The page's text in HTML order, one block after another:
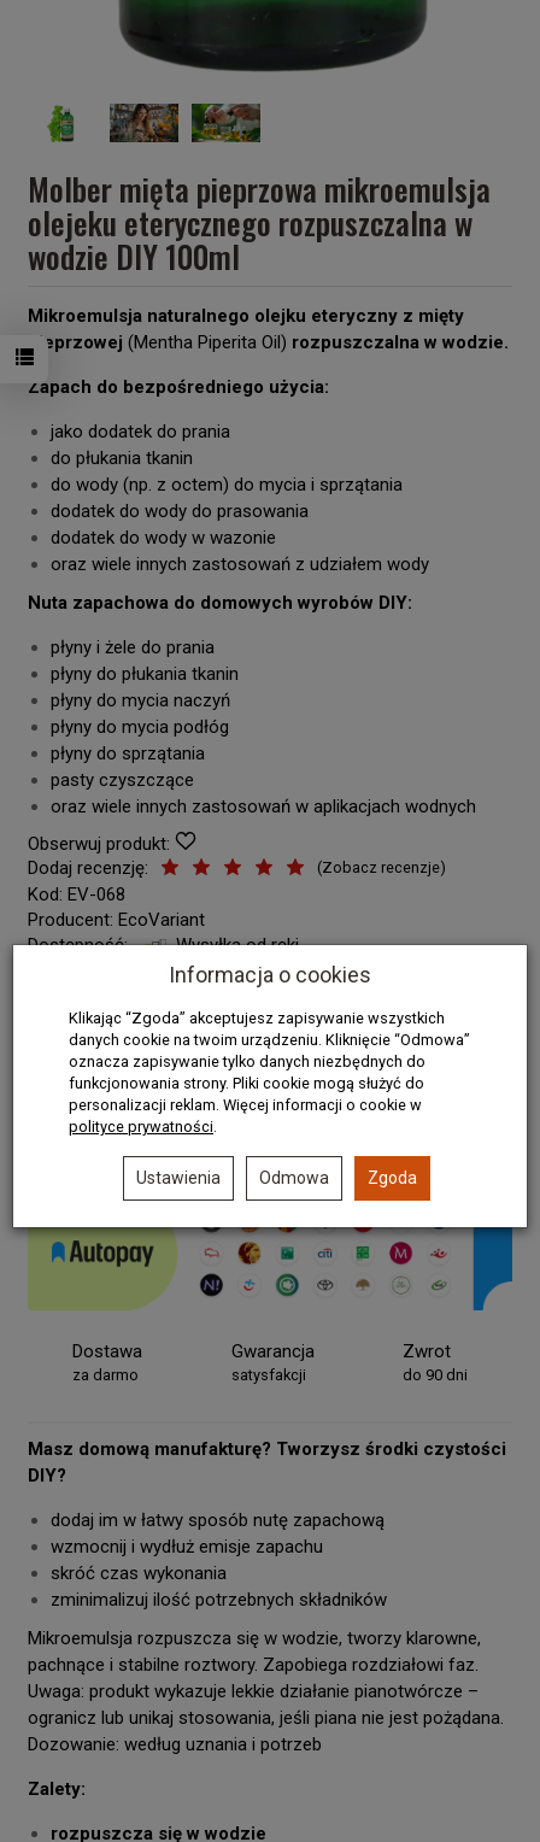
Molber mięta pieprzowa mikroemulsja
olejeku eterycznego rozpuszczalna w
wodzie DIY 100ml
Mikroemulsja naturalnego olejku eteryczny z mięty
pieprzowej (Mentha Piperita Oil) rozpuszczalna w wodzie.
Zapach do bezpośredniego użycia:
jako dodatek do prania
do płukania tkanin
do wody (np. z octem) do mycia i sprzątania
dodatek do wody do prasowania
dodatek do wody w wazonie
oraz wiele innych zastosowań z udziałem wody
Nuta zapachowa do domowych wyrobów DIY:
płyny i żele do prania
płyny do płukania tkanin
płyny do mycia naczyń
płyny do mycia podłóg
płyny do sprzątania
pasty czyszczące
oraz wiele innych zastosowań w aplikacjach wodnych
Obserwuj produkt:
Dodaj recenzję:
(Zobacz recenzje)
Kod: EV-068
Producent: EcoVariant
Dostępność:
Wysyłka od ręki
16,00 zł/ szt.
100 ml(16,00 złza
Dostawa
za darmo
Gwarancja
satysfakcji
Zwrot
do 90 dni
Masz domową manufakturę? Tworzysz środki czystości
DIY?
dodaj im w łatwy sposób nutę zapachową
wzmocnij i wydłuż emisje zapachu
skróć czas wykonania
zminimalizuj ilość potrzebnych składników
Mikroemulsja rozpuszcza się w wodzie, tworzy klarowne,
pachnące i stabilne roztwory. Zapobiega rozdziałowi faz.
Uwaga: produkt wykazuje lekkie działanie pianotwórcze –
ogranicz lub unikaj stosowania, jeśli piana nie jest pożądana.
Dozowanie: według uznania i potrzeb
Zalety:
rozpuszcza się w wodzie
Informacja o cookies
Klikając “Zgoda” akceptujesz zapisywanie wszystkich
danych cookie na twoim urządzeniu. Kliknięcie “Odmowa”
oznacza zapisywanie tylko danych niezbędnych do
funkcjonowania strony. Pliki cookie mogą służyć do
personalizacji reklam. Więcej informacji o cookie w
polityce prywatności.
Ustawienia Odmowa Zgoda